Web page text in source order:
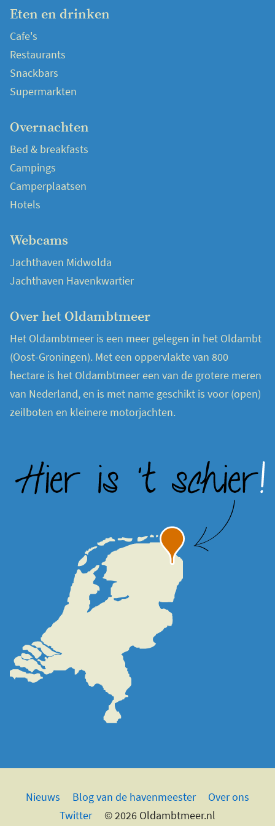
Eten en drinken
Cafe's
Restaurants
Snackbars
Supermarkten
Overnachten
Bed & breakfasts
Campings
Camperplaatsen
Hotels
Webcams
Jachthaven Midwolda
Jachthaven Havenkwartier
Over het Oldambtmeer
Het Oldambtmeer is een meer gelegen in het Oldambt
(Oost-Groningen). Met een oppervlakte van 800
hectare is het Oldambtmeer een van de grotere meren
van Nederland, en is met name geschikt is voor (open)
zeilboten en kleinere motorjachten.
Nieuws Blog van de havenmeester
Over ons
Twitter
© 2026 Oldambtmeer.nl